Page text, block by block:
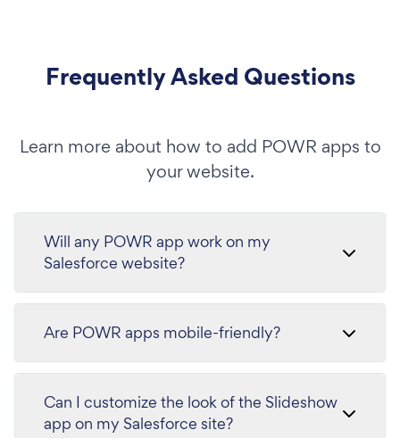
Frequently Asked Questions
Learn more about how to add POWR apps to
your website.
Will any POWR app work on my
Salesforce website?
Are POWR apps mobile-friendly?
Can I customize the look of the Slideshow
app on my Salesforce site?